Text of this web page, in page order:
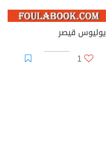
يوليوس قيصر
1